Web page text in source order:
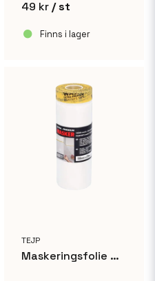
49 kr / st
Finns i lager
TEJP
Maskeringsfolie med tejpkant - 110cm x 23m